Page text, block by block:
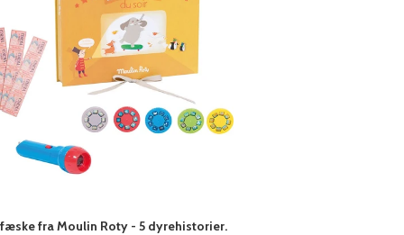
fra Moulin Roty - 5 dyrehistorier.